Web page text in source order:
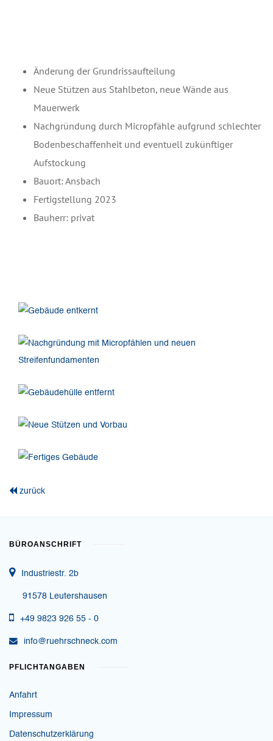
Änderung der Grundrissaufteilung
Neue Stützen aus Stahlbeton, neue Wände aus
Mauerwerk
Nachgründung durch Micropfähle aufgrund schlechter
Bodenbeschaffenheit und eventuell zukünftiger
Aufstockung
Bauort: Ansbach
Fertigstellung 2023
Bauherr: privat
zurück
BÜROANSCHRIFT
Industriestr. 2b
91578 Leutershausen
+49 9823 926 55 - 0
info@ruehrschneck.com
PFLICHTANGABEN
Anfahrt
Impressum
Datenschutzerklärung